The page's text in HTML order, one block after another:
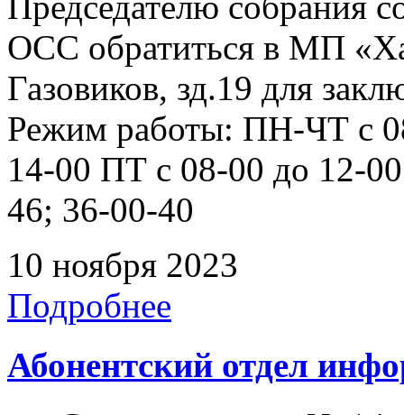
ОСС обратиться в МП
Газовиков, зд.19 для
Режим работы: ПН-ЧТ с
14-00 ПТ с 08-00 до 12-
46; 36-00-40
10 ноября 2023
Подробнее
Абонентский отдел